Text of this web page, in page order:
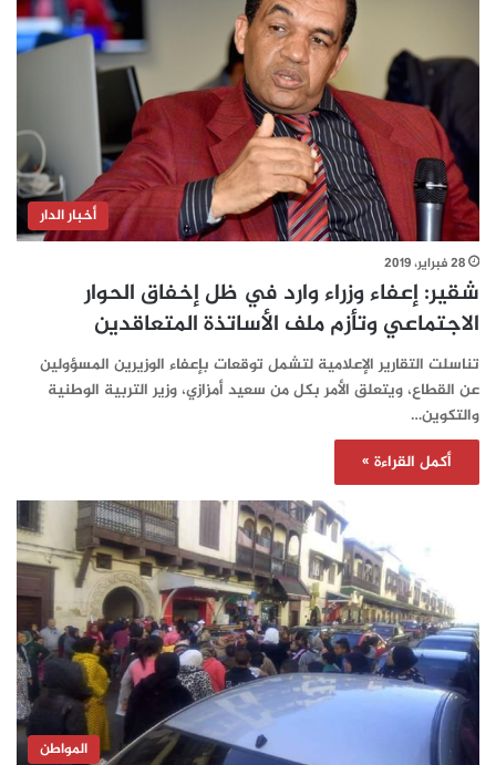
أخبار الدار
28 فبراير، 2019
شقير: إعفاء وزراء وارد في ظل إخفاق الحوار
الاجتماعي وتأزم ملف الأساتذة المتعاقدين
تناسلت التقارير الإعلامية لتشمل توقعات بإعفاء الوزيرين المسؤولين
عن القطاع، ويتعلق الأمر بكل من سعيد أمزازي، وزير التربية الوطنية
والتكوين…
أكمل القراءة »
المواطن